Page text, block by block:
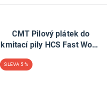
CMT Pilový plátek do
kmitací pily HCS Fast Wood
5 %